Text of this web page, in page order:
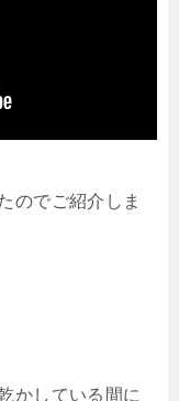
のでご紹介しま
かしている間に